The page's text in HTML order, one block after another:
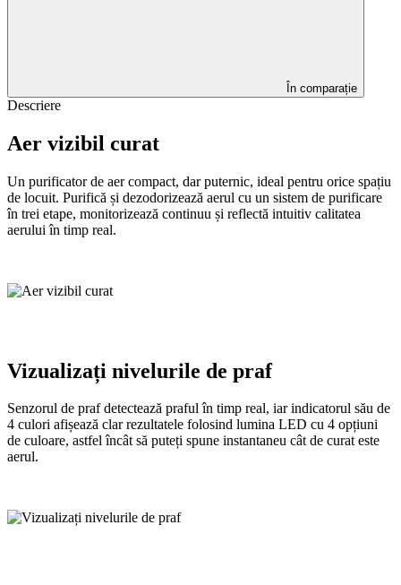
În comparație
Descriere
Aer vizibil curat
Un purificator de aer compact, dar puternic, ideal pentru orice spațiu
de locuit. Purifică și dezodorizează aerul cu un sistem de purificare
în trei etape, monitorizează continuu și reflectă intuitiv calitatea
aerului în timp real.
Vizualizați nivelurile de praf
Senzorul de praf detectează praful în timp real, iar indicatorul său de
4 culori afișează clar rezultatele folosind lumina LED cu 4 opțiuni
de culoare, astfel încât să puteți spune instantaneu cât de curat este
aerul.